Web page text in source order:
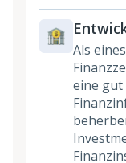
Als
eine gut